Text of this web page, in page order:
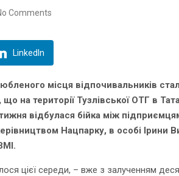
Comments
LinkedIn
місця відпочивальників
на території Тузлівської ОТГ в
відбулася бійка між
Нацпарку, в особі Ірини
цієї середи, – вже з залученням